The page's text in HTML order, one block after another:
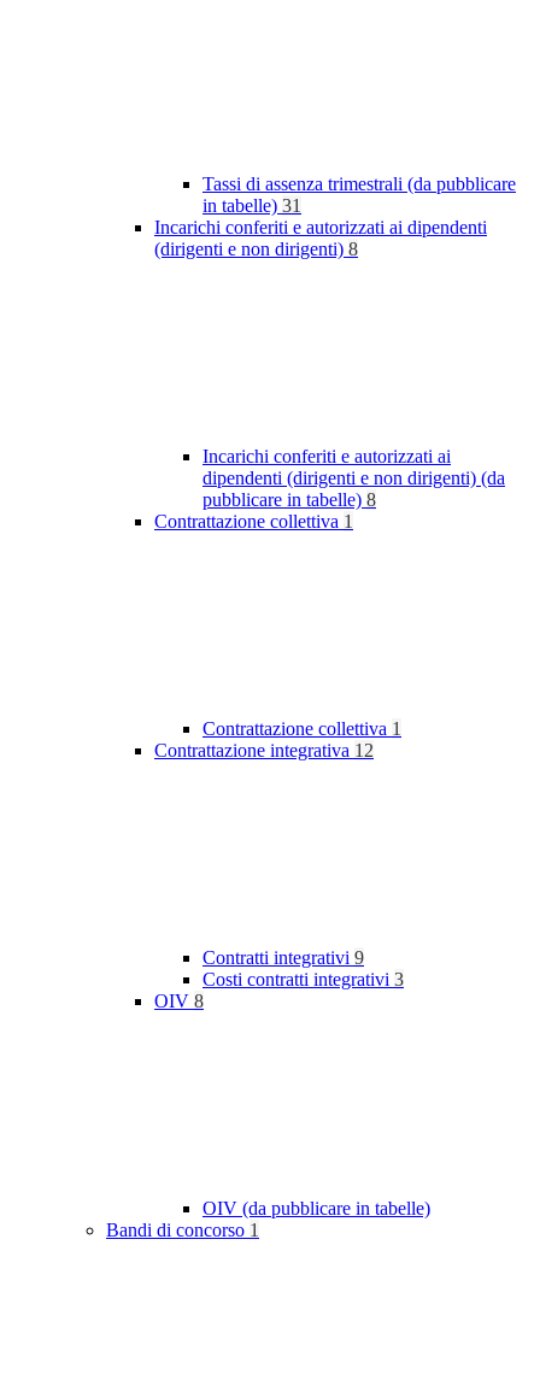
Tassi di assenza trimestrali (da pubblicare
in tabelle) 31
Incarichi conferiti e autorizzati ai dipendenti
(dirigenti e non dirigenti) 8
Incarichi conferiti e autorizzati ai
dipendenti (dirigenti e non dirigenti) (da
pubblicare in tabelle) 8
Contrattazione collettiva 1
Contrattazione collettiva 1
Contrattazione integrativa 12
Contratti integrativi 9
Costi contratti integrativi 3
OIV 8
OIV (da pubblicare in tabelle)
Bandi di concorso 1